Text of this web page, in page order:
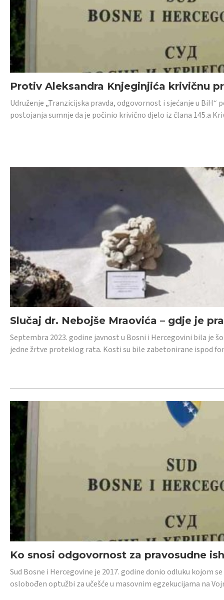
Protiv Aleksandra Knjeginjića krivičnu
Udruženje „Tranzicijska pravda, odgovornost i sjećanje u
postojanja sumnje da je počinio krivično djelo iz člana 145.a
Slučaj dr. Nebojše Mraovića – gdje je
Septembra 2023. godine javnost u Bosni i Hercegovini bila je
jedne žrtve proteklog rata. Kosti su bile zabetonirane ispod
Ko snosi odgovornost za pravosudne
Sud Bosne i Hercegovine je 2017. godine donio odluku kojom
oslobođen optužbi za učešće u masovnim egzekucijama na